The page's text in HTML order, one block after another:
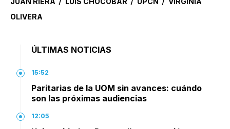
OLIVERA
ÚLTIMAS NOTICIAS
15:52
Paritarias de la UOM sin avances: cuándo
son las próximas audiencias
12:05